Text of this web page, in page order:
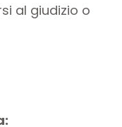
al giudizio o